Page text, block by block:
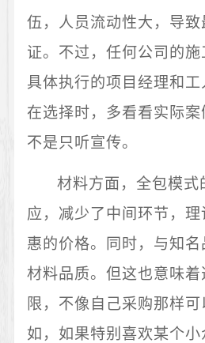
伍，人员流动性大，导
证。不过，任何公司的
具体执行的项目经理和
在选择时，多看看实际
不是只听宣传。
材料方面，全包模式
应，减少了中间环节，
惠的价格。同时，与知
材料品质。但这也意味
限，不像自己采购那样可
如，如果特别喜欢某个